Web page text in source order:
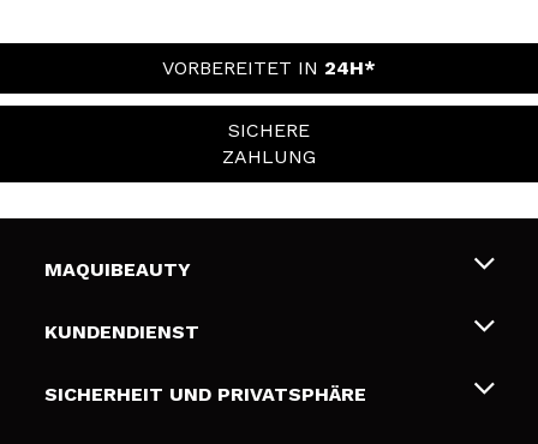
VORBEREITET IN 24H*
SICHERE
ZAHLUNG
MAQUIBEAUTY
Über uns
Geschenkkarten
KUNDENDIENST
Liefer- und Versandkosten
SICHERHEIT UND PRIVATSPHÄRE